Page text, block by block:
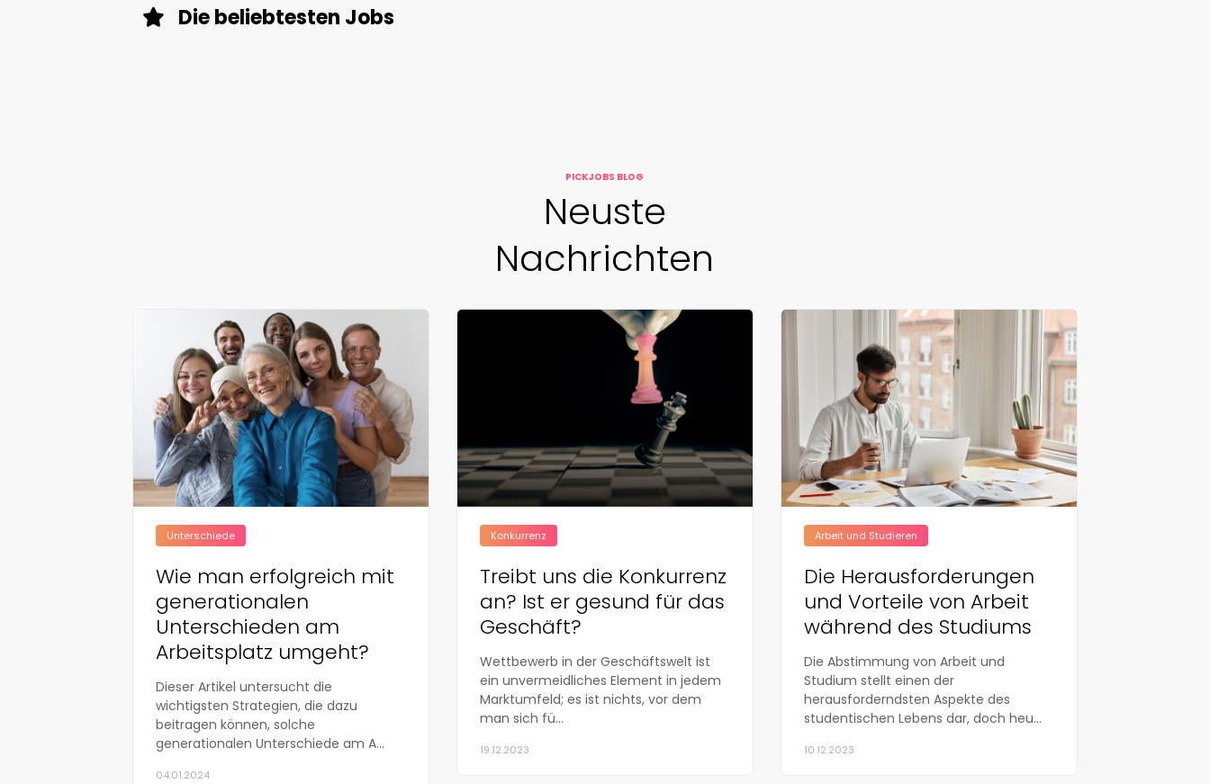
Die beliebtesten Jobs
PICKJOBS BLOG
Neuste
Nachrichten
Unterschiede
Wie man erfolgreich mit
generationalen
Unterschieden am
Arbeitsplatz umgeht?
Dieser Artikel untersucht die
wichtigsten Strategien, die dazu
beitragen können, solche
generationalen Unterschiede am A...
04.01.2024
Konkurrenz
Treibt uns die Konkurrenz
an? Ist er gesund für das
Geschäft?
Wettbewerb in der Geschäftswelt ist
ein unvermeidliches Element in jedem
Marktumfeld; es ist nichts, vor dem
man sich fü...
19.12.2023
Arbeit und Studieren
Die Herausforderungen
und Vorteile von Arbeit
während des Studiums
Die Abstimmung von Arbeit und
Studium stellt einen der
herausforderndsten Aspekte des
studentischen Lebens dar, doch heu...
10.12.2023